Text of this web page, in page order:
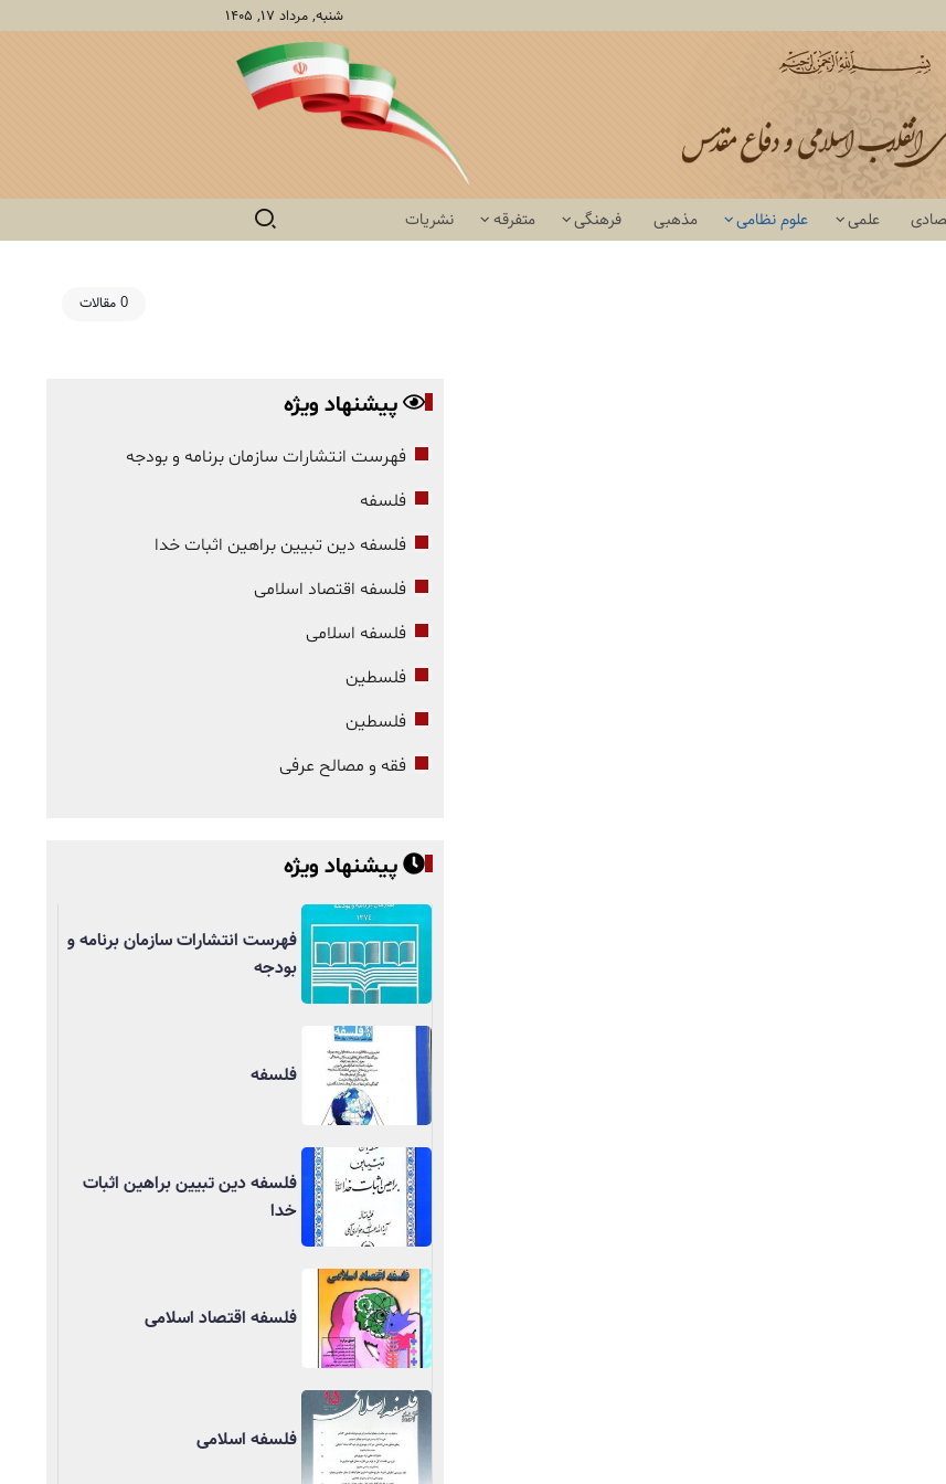
شنبه, مرداد ۱۷, ۱۴۰۵
علمی علوم نظامی مذهبی فرهنگی متفرقه نشریات
0 مقالات
پیشنهاد ویژه
فهرست انتشارات سازمان برنامه و بودجه
فلسفه
فلسفه دین تبیین براهین اثبات خدا
فلسفه اقتصاد اسلامی
فلسفه اسلامی
فلسطین
فلسطین
فقه و مصالح عرفی
پیشنهاد ویژه
فهرست انتشارات سازمان برنامه و
بودجه
فلسفه
فلسفه دین تبیین براهین اثبات
خدا
فلسفه اقتصاد اسلامی
فلسفه اسلامی